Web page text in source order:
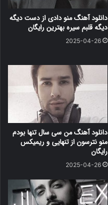
دانلود آهنگ منو دادی از دست دیگه
دیگه قلبم سیره بهترین رایگان
2025-04-26
دانلود آهنگ من سی سال تنها بودم
منو نترسون از تنهایی و ریمیکس
رایگان
2025-04-26